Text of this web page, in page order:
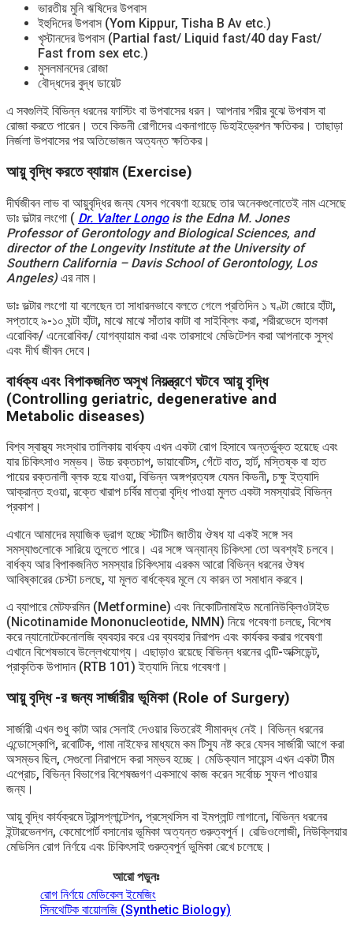
ভারতীয় মুনি ঋষিদের উপবাস
ইহুদিদের উপবাস (Yom Kippur, Tisha B Av etc.)
খৃস্টানদের উপবাস (Partial fast/ Liquid fast/40 day Fast/
Fast from sex etc.)
মুসলমানদের রোজা
বৌদ্ধদের বুদ্ধ ডায়েট
এ সবগুলিই বিভিন্ন ধরনের ফাস্টিং বা উপবাসের ধরন। আপনার শরীর বুঝে উপবাস বা
রোজা করতে পারেন। তবে কিডনী রোগীদের একনাগাড়ে ডিহাইড্রেশন ক্ষতিকর। তাছাড়া
নির্জলা উপবাসের পর অতিভোজন অত্যন্ত ক্ষতিকর।
আয়ু বৃদ্ধি করতে ব্যায়াম (Exercise)
দীর্ঘজীবন লাভ বা আয়ুবৃদ্ধির জন্য যেসব গবেষণা হয়েছে তার অনেকগুলোতেই নাম এসেছে
ডাঃ ভল্টার লংগো ( Dr. Valter Longois the Edna M. Jones
Professor of Gerontology and Biological Sciences, and
director of the Longevity Institute at the University of
Southern California – Davis School of Gerontology, Los
Angeles) এর নাম।
ডাঃ ভল্টার লংগো যা বলেছেন তা সাধারনভাবে বলতে গেলে প্রতিদিন ১ ঘণ্টা জোরে হাঁটা,
সপ্তাহে ৯-১০ ঘন্টা হাঁটা, মাঝে মাঝে সাঁতার কাটা বা সাইক্লিং করা, শরীরভেদে হালকা
এরোবিক/ এনেরোবিক/ যোগব্যায়াম করা এবং তারসাথে মেডিটেশন করা আপনাকে সুস্থ
এবং দীর্ঘ জীবন দেবে।
বার্ধক্য এবং বিপাকজনিত অসূখ নিয়ন্ত্রণে ঘটবে আয়ু বৃদ্ধি
(Controlling geriatric, degenerative and
Metabolic diseases)
বিশ্ব স্বাস্থ্য সংস্থার তালিকায় বার্ধক্য এখন একটা রোগ হিসাবে অন্তর্ভুক্ত হয়েছে এবং
যার চিকিৎসাও সম্ভব। উচ্চ রক্তচাপ, ডায়াবেটিস, গেঁটে বাত, হার্ট, মস্তিষ্ক বা হাত
পায়ের রক্তনালী ব্লক হয়ে যাওয়া, বিভিন্ন অঙ্গপ্রত্যঙ্গ যেমন কিডনী, চক্ষু ইত্যাদি
আক্রান্ত হওয়া, রক্তে খারাপ চর্বির মাত্রা বৃদ্ধি পাওয়া মুলত একটা সমস্যারই বিভিন্ন
প্রকাশ।
এখানে আমাদের ম্যাজিক ড্রাগ হচ্ছে স্টাটিন জাতীয় ঔষধ যা একই সঙ্গে সব
সমস্যাগুলোকে সারিয়ে তুলতে পারে। এর সঙ্গে অন্যান্য চিকিৎসা তো অবশ্যই চলবে।
বার্ধক্য আর বিপাকজনিত সমস্যার চিকিৎসায় এরকম আরো বিভিন্ন ধরনের ঔষধ
আবিষ্কারের চেস্টা চলছে, যা মূলত বার্ধক্যের মূলে যে কারন তা সমাধান করবে।
এ ব্যাপারে মেটফরমিন (Metformine) এবং নিকোটিনামাইড মনোনিউক্লিওটাইড
(Nicotinamide Mononucleotide, NMN) নিয়ে গবেষণা চলছে, বিশেষ
করে ন্যানোটেকনোলজি ব্যবহার করে এর ব্যবহার নিরাপদ এবং কার্যকর করার গবেষণা
এখানে বিশেষভাবে উল্লেখযোগ্য। এছাড়াও রয়েছে বিভিন্ন ধরনের এন্টি-অক্সিডেন্ট,
প্রাকৃতিক উপাদান (RTB 101) ইত্যাদি নিয়ে গবেষণা।
আয়ু বৃদ্ধি -র জন্য সার্জারীর ভূমিকা (Role of Surgery)
সার্জারী এখন শুধু কাটা আর সেলাই দেওয়ার ভিতরেই সীমাবদ্ধ নেই। বিভিন্ন ধরনের
এন্ডোস্কোপি, রবোটিক, গামা নাইফের মাধ্যমে কম টিস্যু নষ্ট করে যেসব সার্জারী আগে করা
অসম্ভব ছিল, সেগুলো নিরাপদে করা সম্ভব হচ্ছে। মেডিক্যাল সায়েন্স এখন একটা টীম
এপ্রোচ, বিভিন্ন বিভাগের বিশেষজ্ঞগণ একসাথে কাজ করেন সর্বোচ্চ সুফল পাওয়ার
জন্য।
আয়ু বৃদ্ধি কার্যক্রমে ট্রান্সপ্লান্টেশন, প্রস্থেসিস বা ইমপ্লান্ট লাগানো, বিভিন্ন ধরনের
ইন্টারভেনশন, কেমোপোর্ট বসানোর ভূমিকা অত্যন্ত গুরুত্বপুর্ন। রেডিওলোজী, নিউক্লিয়ার
মেডিসিন রোগ নির্ণয়ে এবং চিকিৎসাই গুরুত্বপুর্ন ভুমিকা রেখে চলেছে।
আরো পড়ুনঃ
রোগ নির্ণয়ে মেডিকেল ইমেজিং
সিনথেটিক বায়োলজি (Synthetic Biology)